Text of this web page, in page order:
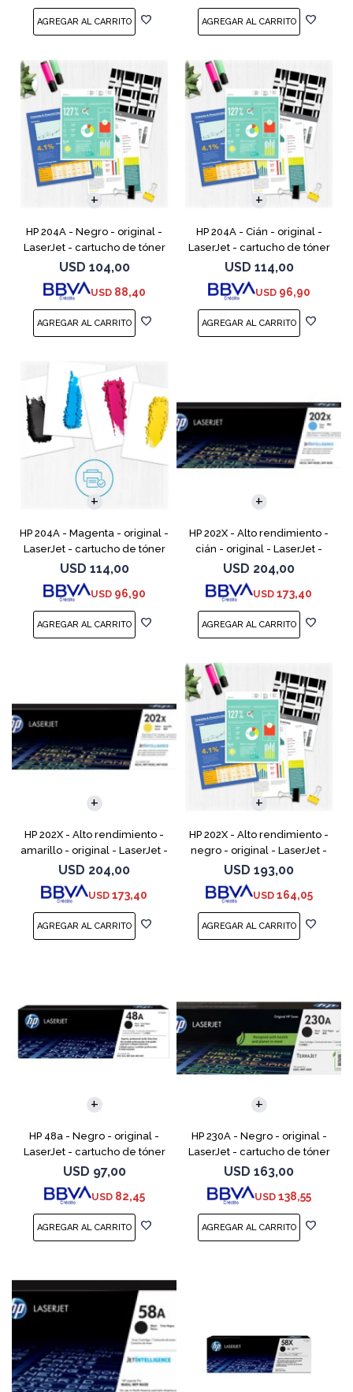
HP 204A - Negro - original -
LaserJet - cartucho de tóner
(CF510A) - para Color
LaserJet Pro M154a, M154nw,
MFP M180n, MFP M180n
USD 104,00
USD 88,40
HP 204A - Cián - original -
LaserJet - cartucho de tóner
(CF511A) - para Color LaserJet
Pro M154a, M154nw, MFP
M180n, MFP M180nw
USD 114,00
USD 96,90
HP 204A - Magenta - original -
LaserJet - cartucho de tóner
(CF513A) - para Color LaserJet
Pro M154a, M154nw, MFP
M180n, MFP M18
USD 114,00
USD 96,90
HP 202X - Alto rendimiento -
cián - original - LaserJet -
cartucho de tóner (CF501X) -
para Color LaserJet Pro
M254dw, M254nw, M
USD 204,00
USD 173,40
HP 202X - Alto rendimiento -
amarillo - original - LaserJet -
cartucho de tóner (CF502X) -
para Color LaserJet Pro
M254dw, M254n
USD 204,00
USD 173,40
HP 202X - Alto rendimiento -
negro - original - LaserJet -
cartucho de tóner (CF500X) -
para Color LaserJet Pro
M254dw, M254nw,
USD 193,00
USD 164,05
HP 48a - Negro - original -
LaserJet - cartucho de tóner
(CF248A) - para LaserJet Pro
M15a, MFP M28a, MFP M28w,
MFP M31w
USD 97,00
USD 82,45
HP 230A - Negro - original -
LaserJet - cartucho de tóner
(W2300A) - para Color
LaserJet Pro 4201, 4203, MFP
4301, MFP 4303
USD 163,00
USD 138,55